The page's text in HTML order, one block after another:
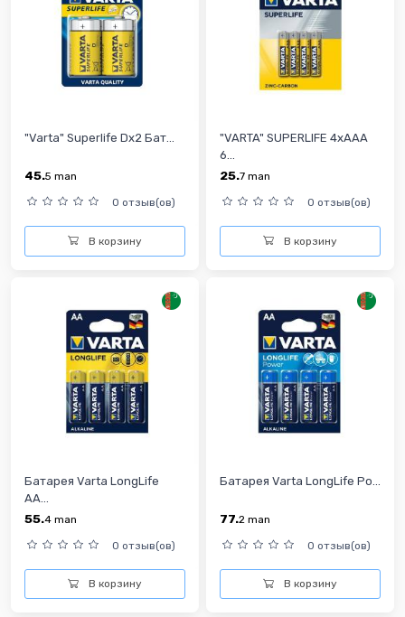
"Varta" Superlife Dх2 Бат...
45.5 man
0 отзыв(ов)
В корзину
"VARTA" SUPERLIFE 4xAAA
6...
25.7 man
0 отзыв(ов)
В корзину
Батарея Varta LongLife
АА...
55.4 man
0 отзыв(ов)
В корзину
Батарея Varta LongLife Po...
77.2 man
0 отзыв(ов)
В корзину